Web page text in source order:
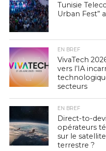
Tunisie
Urban Fest”
EN BREF
VivaTech
vers l’IA
secteurs
EN BREF
Direct-to-
opérateurs
sur le
terrestre ?